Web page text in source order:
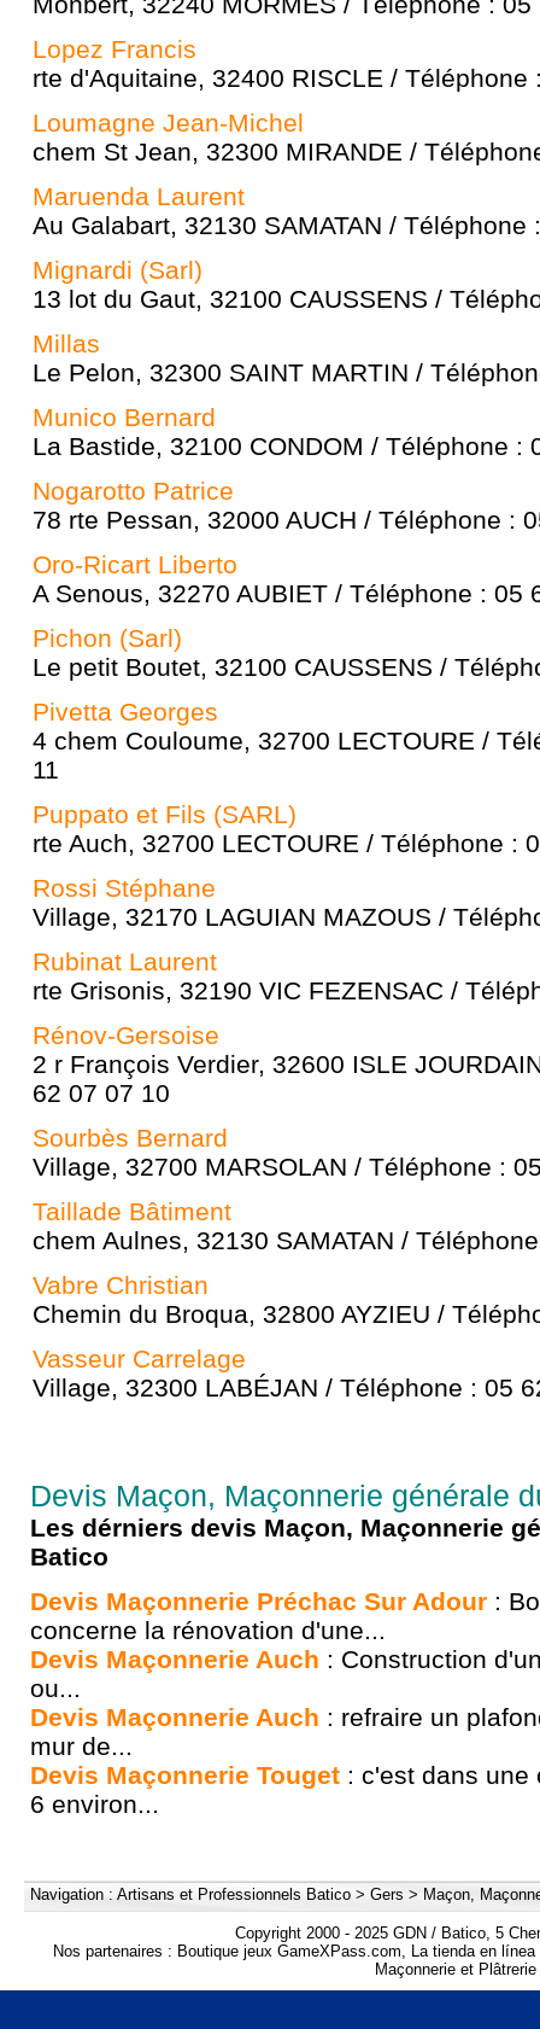
Lopez Francis
rte d'Aquitaine, 32400 RISCLE / Téléphone
Loumagne Jean-Michel
chem St Jean, 32300 MIRANDE /
Maruenda Laurent
Au Galabart, 32130 SAMATAN / Téléphone
Mignardi (Sarl)
13 lot du Gaut, 32100 CAUSSENS /
Millas
Le Pelon, 32300 SAINT MARTIN /
Munico Bernard
La Bastide, 32100 CONDOM / Téléphone :
Nogarotto Patrice
78 rte Pessan, 32000 AUCH / Téléphone :
Oro-Ricart Liberto
A Senous, 32270 AUBIET / Téléphone : 05
Pichon (Sarl)
Le petit Boutet, 32100 CAUSSENS /
Pivetta Georges
4 chem Couloume, 32700 LECTOURE /
11
Puppato et Fils (SARL)
rte Auch, 32700 LECTOURE / Téléphone :
Rossi Stéphane
Village, 32170 LAGUIAN MAZOUS /
Rubinat Laurent
rte Grisonis, 32190 VIC FEZENSAC /
Rénov-Gersoise
2 r François Verdier, 32600 ISLE
62 07 07 10
Sourbès Bernard
Village, 32700 MARSOLAN / Téléphone :
Taillade Bâtiment
chem Aulnes, 32130 SAMATAN /
Vabre Christian
Chemin du Broqua, 32800 AYZIEU /
Vasseur Carrelage
Village, 32300 LABÉJAN / Téléphone : 05
Devis Maçon, Maçonnerie générale
Les dérniers devis Maçon, Maçonnerie
Batico
Devis Maçonnerie Préchac Sur Adour :
concerne la rénovation d'une...
Devis Maçonnerie Auch : Construction
ou...
Devis Maçonnerie Auch : refraire un
mur de...
Devis Maçonnerie Touget : c'est dans une
6 environ...
Navigation : Artisans et Professionnels Batico > Gers > Maçon,
Copyright 2000 - 2025 GDN / Batico, 5
Nos partenaires : Boutique jeux GameXPass.com, La tienda en
Maçonnerie et Plâtrerie